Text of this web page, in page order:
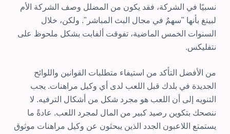
نسبيًا في الشركة، فقد يكون من المضلل وصف الشركة الأم
لبينغ بأنها "سهمٌ في مجال البث المباشر". ولكن، خلال
السنوات الخمس الماضية، تفوقت ألفابت بشكل ملحوظ على
نتفليكس.
من الأفضل التأكد من استيفاء متطلبات القوانين واللوائح
الجديدة في بلدك قبل اللعب لدى أي وكيل مراهنات. يجب
التنويه إلى أن اللعب هو مجرد شكل من أشكال الترفيه. لا
ننصحك بتكوين رصيد كبير من المال لمجرد اللعب. عادةً ما
يستمتع اللاعبون الجدد الذين يبحثون عن وكيل مراهنات موثوق